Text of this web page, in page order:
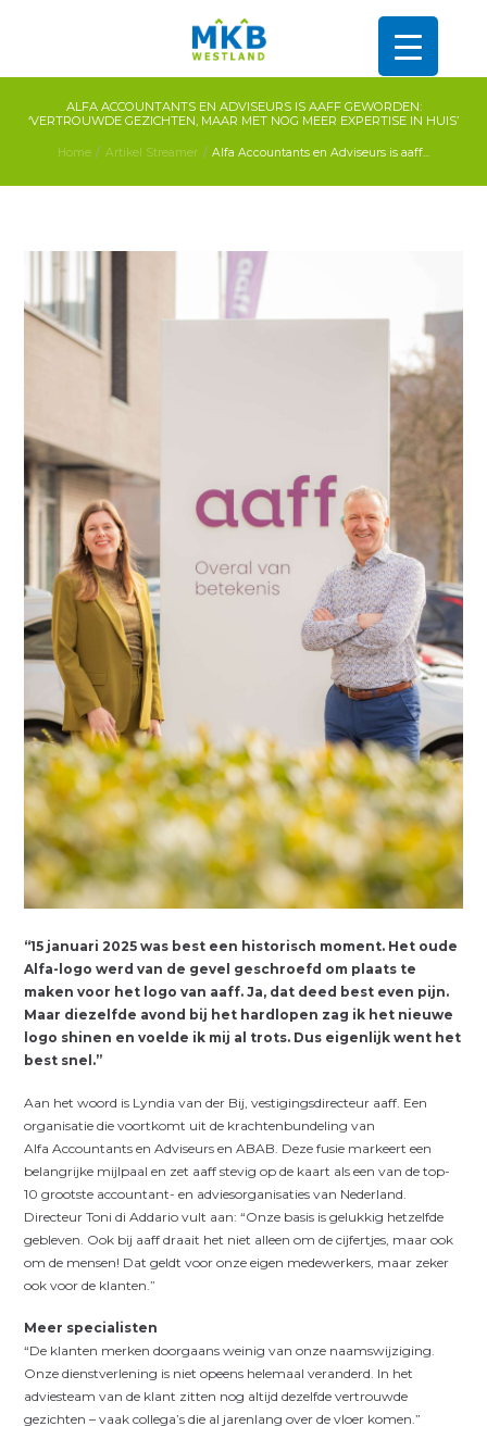
ALFA ACCOUNTANTS EN ADVISEURS IS AAFF GEWORDEN:
‘VERTROUWDE GEZICHTEN, MAAR MET NOG MEER EXPERTISE IN HUIS’
Home Artikel Streamer Alfa Accountants en Adviseurs is aaff...
“15 januari 2025 was best een historisch moment. Het oude
Alfa-logo werd van de gevel geschroefd om plaats te
maken voor het logo van aaff. Ja, dat deed best even pijn.
Maar diezelfde avond bij het hardlopen zag ik het nieuwe
logo shinen en voelde ik mij al trots. Dus eigenlijk went het
best snel.”
Aan het woord is Lyndia van der Bij, vestigingsdirecteur aaff. Een
organisatie die voortkomt uit de krachtenbundeling van
Alfa Accountants en Adviseurs en ABAB. Deze fusie markeert een
belangrijke mijlpaal en zet aaff stevig op de kaart als een van de top-
10 grootste accountant- en adviesorganisaties van Nederland.
Directeur Toni di Addario vult aan: “Onze basis is gelukkig hetzelfde
gebleven. Ook bij aaff draait het niet alleen om de cijfertjes, maar ook
om de mensen! Dat geldt voor onze eigen medewerkers, maar zeker
ook voor de klanten.”
Meer specialisten
“De klanten merken doorgaans weinig van onze naamswijziging.
Onze dienstverlening is niet opeens helemaal veranderd. In het
adviesteam van de klant zitten nog altijd dezelfde vertrouwde
gezichten – vaak collega’s die al jarenlang over de vloer komen.”